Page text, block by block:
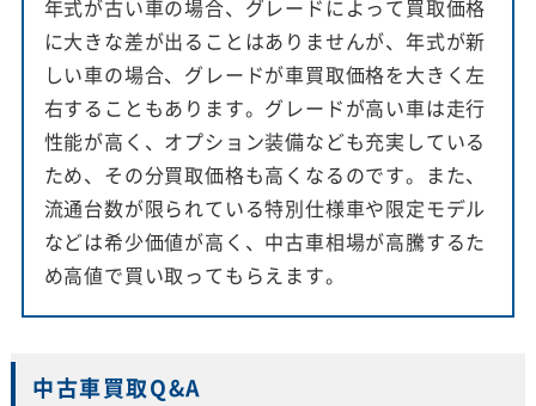
年式が古い車の場合、グレードによって買取価格
に大きな差が出ることはありませんが、年式が新
しい車の場合、グレードが車買取価格を大きく左
右することもあります。グレードが高い車は走行
性能が高く、オプション装備なども充実している
ため、その分買取価格も高くなるのです。また、
流通台数が限られている特別仕様車や限定モデル
などは希少価値が高く、中古車相場が高騰するた
め高値で買い取ってもらえます。
中古車買取Q&A